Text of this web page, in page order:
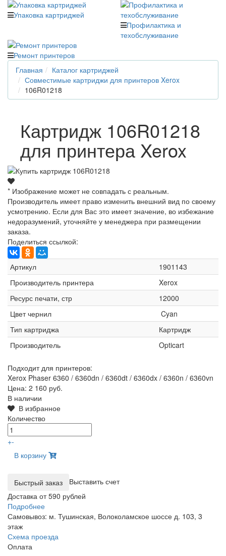
Упаковка картриджей
Профилактика и
техобслуживание
Ремонт принтеров
Главная
Каталог картриджей
Совместимые картриджи для принтеров Xerox
106R01218
Картридж 106R01218
для принтера Xerox
* Изображение может не совпадать с реальным.
Производитель имеет право изменить внешний вид по своему
усмотрению. Если для Вас это имеет значение, во избежание
недоразумений, уточняйте у менеджера при размещении
заказа.
Поделиться ссылкой:
Артикул
1901143
Производитель принтера
Xerox
Ресурс печати, стр
12000
Цвет чернил
Cyan
Тип картриджа
Картридж
Производитель
Opticart
Подходит для принтеров:
Xerox Phaser 6360 / 6360dn / 6360dt / 6360dx / 6360n / 6360vn
Цена: 2 160 руб.
В наличии
В избранное
Количество
+-
В корзину
Выставить счет
Доставка от 590 рублей
Подробнее
Самовывоз: м. Тушинская, Волоколамское шоссе д. 103, 3
этаж
Схема проезда
Оплата